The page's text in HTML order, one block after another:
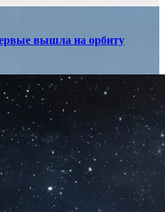
вышла на орбиту